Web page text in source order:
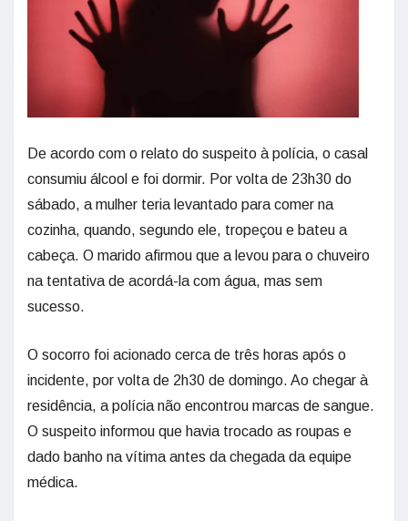
De acordo com o relato do suspeito à polícia, o casal
consumiu álcool e foi dormir. Por volta de 23h30 do
sábado, a mulher teria levantado para comer na
cozinha, quando, segundo ele, tropeçou e bateu a
cabeça. O marido afirmou que a levou para o chuveiro
na tentativa de acordá-la com água, mas sem
sucesso.
O socorro foi acionado cerca de três horas após o
incidente, por volta de 2h30 de domingo. Ao chegar à
residência, a polícia não encontrou marcas de sangue.
O suspeito informou que havia trocado as roupas e
dado banho na vítima antes da chegada da equipe
médica.